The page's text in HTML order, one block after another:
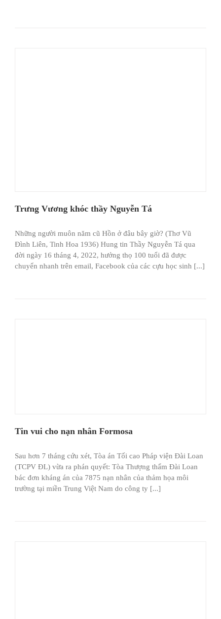
Trưng Vương khóc thầy Nguyễn Tá
Những người muôn năm cũ Hồn ở đâu bây giờ? (Thơ Vũ
Đình Liên, Tinh Hoa 1936) Hung tin Thầy Nguyễn Tá qua
đời ngày 16 tháng 4, 2022, hưởng thọ 100 tuổi đã được
chuyển nhanh trên email, Facebook của các cựu học sinh [...]
Tin vui cho nạn nhân Formosa
Sau hơn 7 tháng cứu xét, Tòa án Tối cao Pháp viện Đài Loan
(TCPV ĐL) vừa ra phán quyết: Tòa Thượng thẩm Đài Loan
bác đơn kháng án của 7875 nạn nhân của thảm họa môi
trường tại miền Trung Việt Nam do công ty [...]